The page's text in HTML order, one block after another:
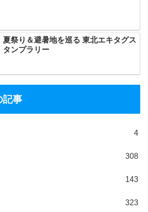
夏祭り＆避暑地を巡る 東北エキタグス
タンプラリー
記事
4
308
143
323